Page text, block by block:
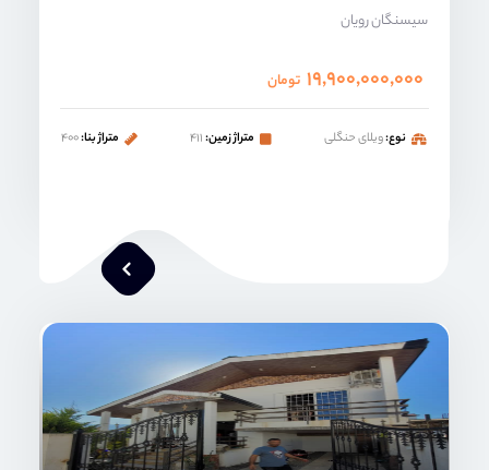
سیسنگان رویان
۱۹,۹۰۰,۰۰۰,۰۰۰ تومان
نوع:ویلای حنگلی متراژ زمین:۴۱۱ متراژ بنا:۴۰۰
محمد صنعتی